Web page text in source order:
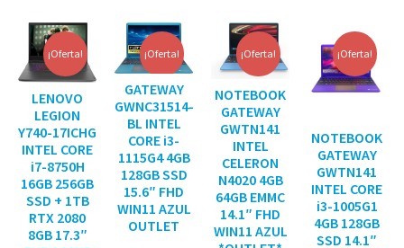
¡Oferta!
LENOVO
LEGION
Y740-17ICHG
INTEL CORE
i7-8750H
16GB 256GB
SSD + 1TB
RTX 2080
8GB 17.3″
¡Oferta!
GATEWAY
GWNC31514-
BL INTEL
CORE i3-
1115G4 4GB
128GB SSD
15.6″ FHD
WIN11 AZUL
OUTLET
¡Oferta!
NOTEBOOK
GATEWAY
GWTN141
INTEL
CELERON
N4020 4GB
64GB EMMC
14.1″ FHD
WIN11 AZUL
¡Oferta!
NOTEBOOK
GATEWAY
GWTN141
INTEL CORE
i3-1005G1
4GB 128GB
SSD 14.1″